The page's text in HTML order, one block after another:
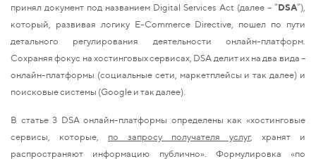
принял документ под названием Digital Services Act (далее – “DSA”),
который, развивая логику E-Commerce Directive, пошел по пути
детального регулирования деятельности онлайн-платформ.
Сохраняя фокус на хостинговых сервисах, DSA делит их на два вида –
онлайн-платформы (социальные сети, маркетплейсы и так далее) и
поисковые системы (Google и так далее).
В статье 3 DSA онлайн-платформы определены как «хостинговые
сервисы, которые, по запросу получателя услуг, хранят и
распространяют информацию публично». Формулировка «по